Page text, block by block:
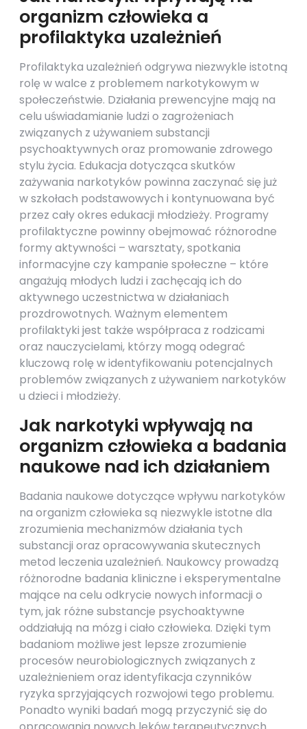
organizm człowieka a
profilaktyka uzależnień
Profilaktyka uzależnień odgrywa niezwykle istotną
rolę w walce z problemem narkotykowym w
społeczeństwie. Działania prewencyjne mają na
celu uświadamianie ludzi o zagrożeniach
związanych z używaniem substancji
psychoaktywnych oraz promowanie zdrowego
stylu życia. Edukacja dotycząca skutków
zażywania narkotyków powinna zaczynać się już
w szkołach podstawowych i kontynuowana być
przez cały okres edukacji młodzieży. Programy
profilaktyczne powinny obejmować różnorodne
formy aktywności – warsztaty, spotkania
informacyjne czy kampanie społeczne – które
angażują młodych ludzi i zachęcają ich do
aktywnego uczestnictwa w działaniach
prozdrowotnych. Ważnym elementem
profilaktyki jest także współpraca z rodzicami
oraz nauczycielami, którzy mogą odegrać
kluczową rolę w identyfikowaniu potencjalnych
problemów związanych z używaniem narkotyków
u dzieci i młodzieży.
Jak narkotyki wpływają na
organizm człowieka a badania
naukowe nad ich działaniem
Badania naukowe dotyczące wpływu narkotyków
na organizm człowieka są niezwykle istotne dla
zrozumienia mechanizmów działania tych
substancji oraz opracowywania skutecznych
metod leczenia uzależnień. Naukowcy prowadzą
różnorodne badania kliniczne i eksperymentalne
mające na celu odkrycie nowych informacji o
tym, jak różne substancje psychoaktywne
oddziałują na mózg i ciało człowieka. Dzięki tym
badaniom możliwe jest lepsze zrozumienie
procesów neurobiologicznych związanych z
uzależnieniem oraz identyfikacja czynników
ryzyka sprzyjających rozwojowi tego problemu.
Ponadto wyniki badań mogą przyczynić się do